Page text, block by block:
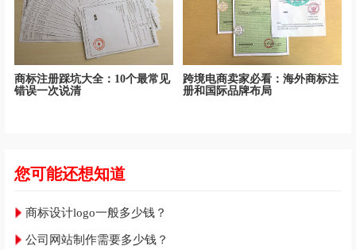
商标注册踩坑大全：10个最常见
错误一次说清
跨境电商卖家必看：海外商标注
册和国际品牌布局
您可能还想知道
商标设计logo一般多少钱？
公司网站制作需要多少钱？